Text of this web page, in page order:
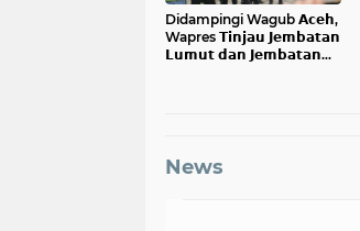
Didampingi Wagub 𝗔𝗰𝗲𝗵,
Wapres 𝗧𝗶𝗻𝗷𝗮𝘂 𝗝𝗲𝗺𝗯𝗮𝘁𝗮𝗻
𝗟𝘂𝗺𝘂𝘁 𝗱𝗮𝗻 𝗝𝗲𝗺𝗯𝗮𝘁𝗮𝗻
News